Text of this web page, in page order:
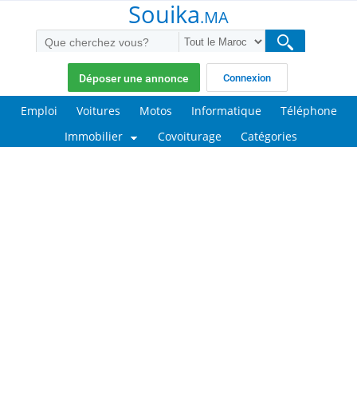
Souika.MA
Déposer une annonce Connexion
Emploi Voitures Motos Informatique
Téléphone
Immobilier
Covoiturage Catégories